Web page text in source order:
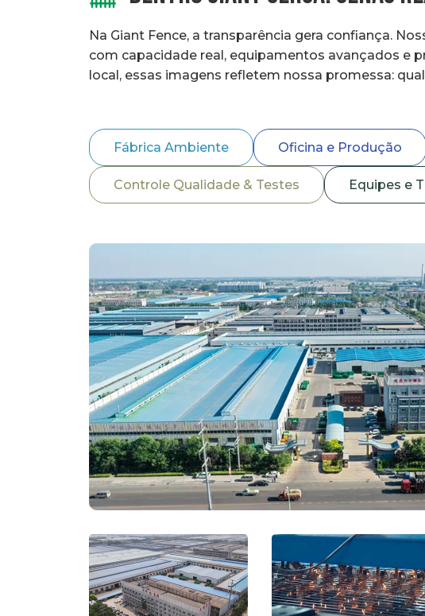
Na Giant Fence, a transparência gera confiança.
com capacidade real, equipamentos avançados e
local, essas imagens refletem nossa promessa:
Fábrica Ambiente Oficina e Produção
Controle Qualidade & Testes Equipes e